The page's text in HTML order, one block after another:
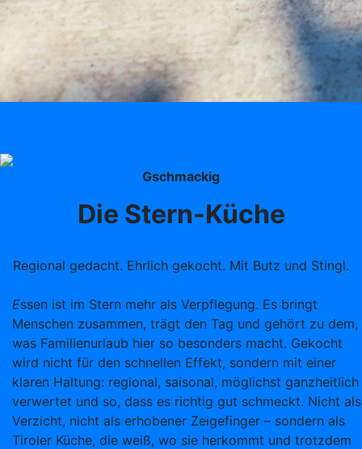
Gschmackig
Die Stern-Küche
Regional gedacht. Ehrlich gekocht. Mit Butz und Stingl.
Essen ist im Stern mehr als Verpflegung. Es bringt
Menschen zusammen, trägt den Tag und gehört zu dem,
was Familienurlaub hier so besonders macht. Gekocht
wird nicht für den schnellen Effekt, sondern mit einer
klaren Haltung: regional, saisonal, möglichst ganzheitlich
verwertet und so, dass es richtig gut schmeckt. Nicht als
Verzicht, nicht als erhobener Zeigefinger – sondern als
Tiroler Küche, die weiß, wo sie herkommt und trotzdem